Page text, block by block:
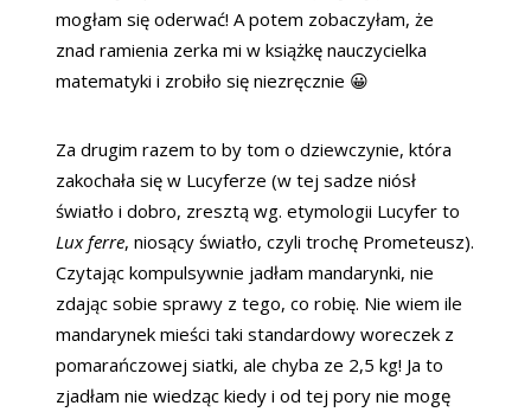
mogłam się oderwać! A potem zobaczyłam, że
znad ramienia zerka mi w książkę nauczycielka
matematyki i zrobiło się niezręcznie 😀
Za drugim razem to by tom o dziewczynie, która
zakochała się w Lucyferze (w tej sadze niósł
światło i dobro, zresztą wg. etymologii Lucyfer to
Lux ferre, niosący światło, czyli trochę Prometeusz).
Czytając kompulsywnie jadłam mandarynki, nie
zdając sobie sprawy z tego, co robię. Nie wiem ile
mandarynek mieści taki standardowy woreczek z
pomarańczowej siatki, ale chyba ze 2,5 kg! Ja to
zjadłam nie wiedząc kiedy i od tej pory nie mogę